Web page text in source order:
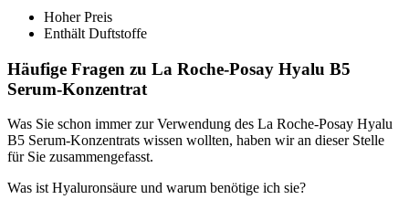
Hoher Preis
Enthält Duftstoffe
Häufige Fragen zu La Roche-Posay Hyalu B5
Serum-Konzentrat
Was Sie schon immer zur Verwendung des La Roche-Posay Hyalu
B5 Serum-Konzentrats wissen wollten, haben wir an dieser Stelle
für Sie zusammengefasst.
Was ist Hyaluronsäure und warum benötige ich sie?